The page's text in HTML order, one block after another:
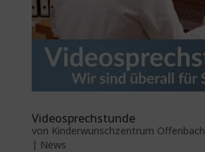
Videosprechstunde
von Kinderwunschzentrum Offenbach
| News